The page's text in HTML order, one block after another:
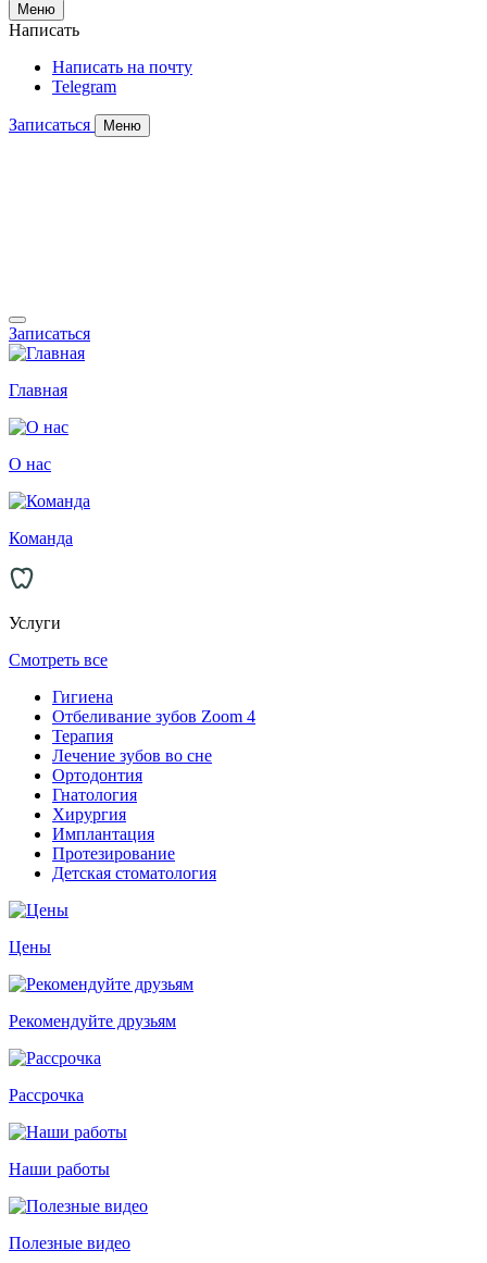
Меню
Написать
Написать на почту
Telegram
Записаться Меню
Записаться
Главная
О нас
Команда
Услуги
Смотреть все
Гигиена
Отбеливание зубов Zoom 4
Терапия
Лечение зубов во сне
Ортодонтия
Гнатология
Хирургия
Имплантация
Протезирование
Детская стоматология
Цены
Рекомендуйте друзьям
Рассрочка
Наши работы
Полезные видео